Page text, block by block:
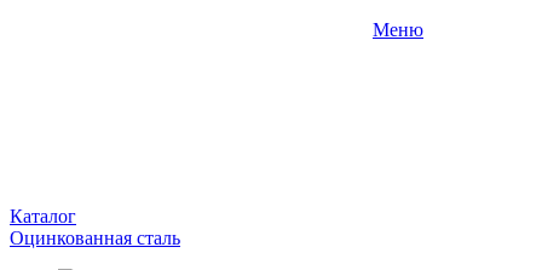
Меню
Каталог
Оцинкованная сталь